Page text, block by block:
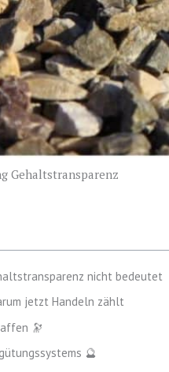
Gehaltstransparenz
nicht bedeutet
jetzt Handeln zählt
🔭
🔮